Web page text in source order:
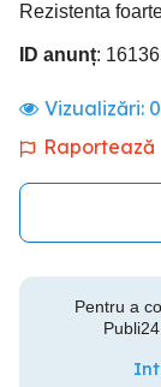
Rezistenta
ID anunț:
Vizualizări: 0
Raportează
Pentru a